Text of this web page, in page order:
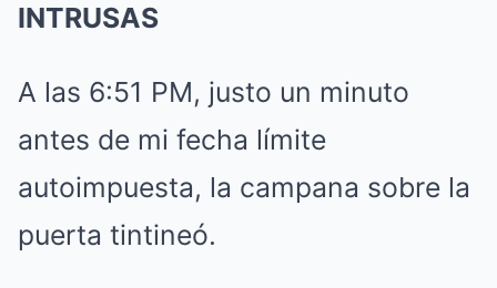
INTRUSAS
A las 6:51 PM, justo un minuto
antes de mi fecha límite
autoimpuesta, la campana sobre la
puerta tintineó.